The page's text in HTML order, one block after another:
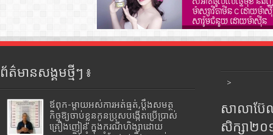
ព័ត៌មានសង្គមថ្មីៗ ៖
ឪពុក-ម្ដាយអស់ការអត់ធ្មត់,ប្ដឹងសមត្ថ
កិច្ចឱ្យចាប់ខ្លួនកូនប្រុសបង្កើតប្រើប្រាស់
គ្រឿងញៀន ក្នុងករណីហិង្សាដោយ
>
សាលាប៊ែ
សិក្សា២